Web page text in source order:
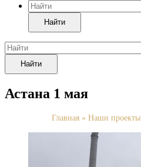
Найти
Найти
Астана 1 мая
Главная » Наши проекты